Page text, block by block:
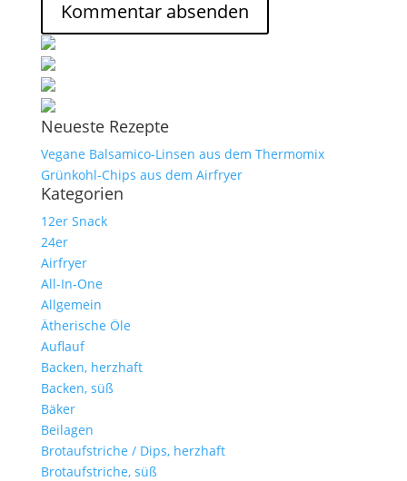
Neueste Rezepte
Vegane Balsamico-Linsen aus dem Thermomix
Grünkohl-Chips aus dem Airfryer
Kategorien
12er Snack
24er
Airfryer
All-In-One
Allgemein
Ätherische Öle
Auflauf
Backen, herzhaft
Backen, süß
Bäker
Beilagen
Brotaufstriche / Dips, herzhaft
Brotaufstriche, süß